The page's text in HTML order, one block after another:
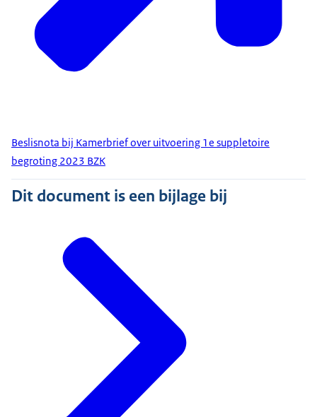
Beslisnota bij Kamerbrief over uitvoering 1e suppletoire
begroting 2023 BZK
Dit document is een bijlage bij